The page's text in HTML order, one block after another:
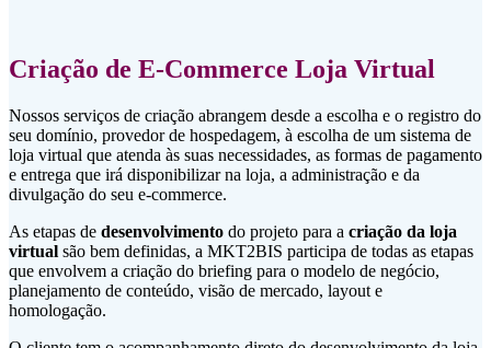
Criação de E-Commerce Loja Virtual
Nossos serviços de criação abrangem desde a escolha e o registro do
seu domínio, provedor de hospedagem, à escolha de um sistema de
loja virtual que atenda às suas necessidades, as formas de pagamento
e entrega que irá disponibilizar na loja, a administração e da
divulgação do seu e-commerce.
As etapas de desenvolvimento do projeto para a criação da loja
virtual são bem definidas, a MKT2BIS participa de todas as etapas
que envolvem a criação do briefing para o modelo de negócio,
planejamento de conteúdo, visão de mercado, layout e
homologação.